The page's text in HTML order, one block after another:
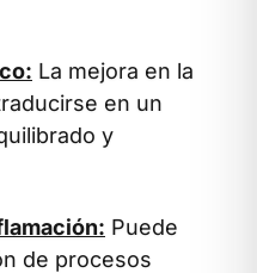
La mejora en la
en un
y
Puede
de procesos